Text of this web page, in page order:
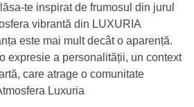
te inspirat de frumosul din jurul
vibrantă din LUXURIA
este mai mult decât o aparență.
expresie a personalității, un context
care atrage o comunitate
Luxuria